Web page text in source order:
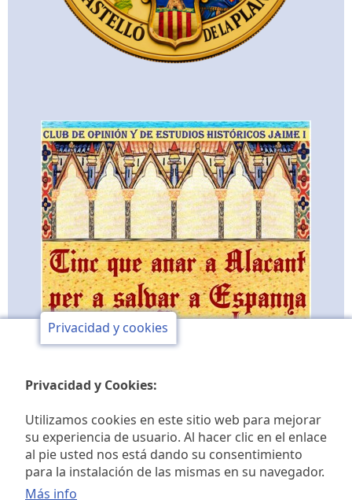
Club de opinión y de
Privacidad y cookies
Privacidad y Cookies:
Utilizamos cookies en este sitio web para mejorar
su experiencia de usuario. Al hacer clic en el enlace
al pie usted nos está dando su consentimiento
para la instalación de las mismas en su navegador.
Más info